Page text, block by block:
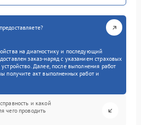
на диагностику и последующий
заказ-наряд с указанием страховых
Далее, после выполнения работ
получите акт выполненных работ и
и какой
чего проводить